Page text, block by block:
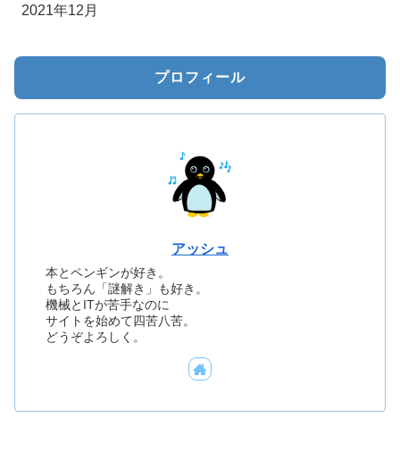
2021年12月
プロフィール
アッシュ
本とペンギンが好き。
もちろん「謎解き」も好き。
機械とITが苦手なのに
サイトを始めて四苦八苦。
どうぞよろしく。